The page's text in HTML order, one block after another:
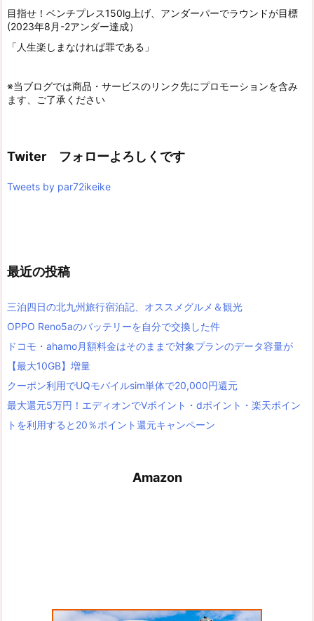
目指せ！ベンチプレス150lg上げ、アンダーパーでラウンドが目標
(2023年8月-2アンダー達成）
「人生楽しまなければ罪である」
※当ブログでは商品・サービスのリンク先にプロモーションを含み
ます、ご了承ください
Twiter フォローよろしくです
Tweets by par72ikeike
最近の投稿
三泊四日の北九州旅行宿泊記、オススメグルメ＆観光
OPPO Reno5aのバッテリーを自分で交換した件
ドコモ・ahamo月額料金はそのままで対象プランのデータ容量が
【最大10GB】増量
クーポン利用でUQモバイルsim単体で20,000円還元
最大還元5万円！エディオンでVポイント・dポイント・楽天ポイン
トを利用すると20％ポイント還元キャンペーン
Amazon